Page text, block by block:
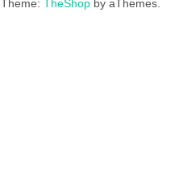
Theme: TheShop by aThemes.